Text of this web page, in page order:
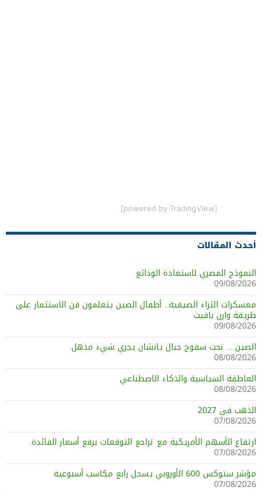
[powered by TradingView]
أحدث المقالات
النموذج المصري لاستعادة الودائع
09/08/2026
معسكرات الثراء الصيفية.. أطفال الصين يتعلمون فن الاستثمار على
طريقة وارن بافيت
09/08/2026
الصين… تحت سفوح جبال يانشان يجري شيء مذهل
08/08/2026
العاطفة السياسية والذكاء الاصطناعي
08/08/2026
الذهب في 2027
07/08/2026
ارتفاع الأسهم الأمريكية مع تراجع التوقعات برفع أسعار الفائدة.
07/08/2026
مؤشر ستوكس 600 الأوروبي يسجل رابع مكاسب أسبوعية
07/08/2026